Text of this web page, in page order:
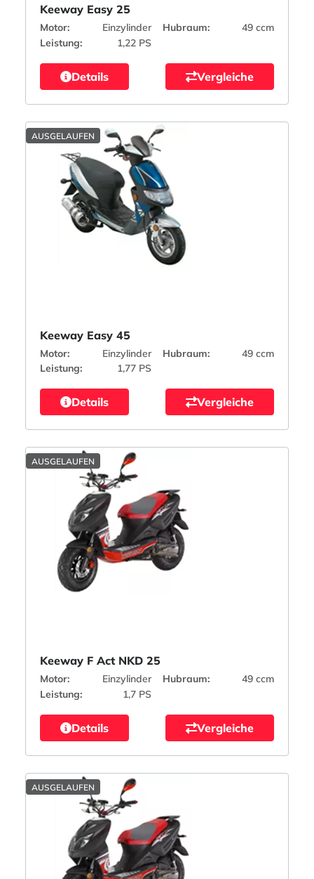
Keeway Easy 25
Motor: Einzylinder Hubraum:
49 ccm
Leistung:
1,22 PS
Details Vergleiche
AUSGELAUFEN
Keeway Easy 45
Motor: Einzylinder Hubraum:
49 ccm
Leistung:
1,77 PS
Details Vergleiche
AUSGELAUFEN
Keeway F Act NKD 25
Motor: Einzylinder Hubraum:
49 ccm
Leistung:
1,7 PS
Details Vergleiche
AUSGELAUFEN